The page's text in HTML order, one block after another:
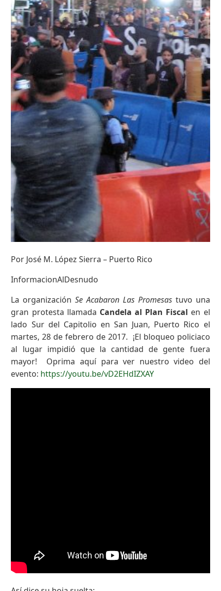
Por José M. López Sierra – Puerto Rico
InformacionAlDesnudo
La organizaciónSe Acabaron Las Promesastuvo una
gran protesta llamada Candela al Plan Fiscal en el
lado Sur del Capitolio en San Juan, Puerto Rico el
martes, 28 de febrero de 2017. ¡El bloqueo policiaco
al lugar impidió que la cantidad de gente fuera
mayor! Oprima aquí para ver nuestro video del
evento: https://youtu.be/vD2EHdIZXAY